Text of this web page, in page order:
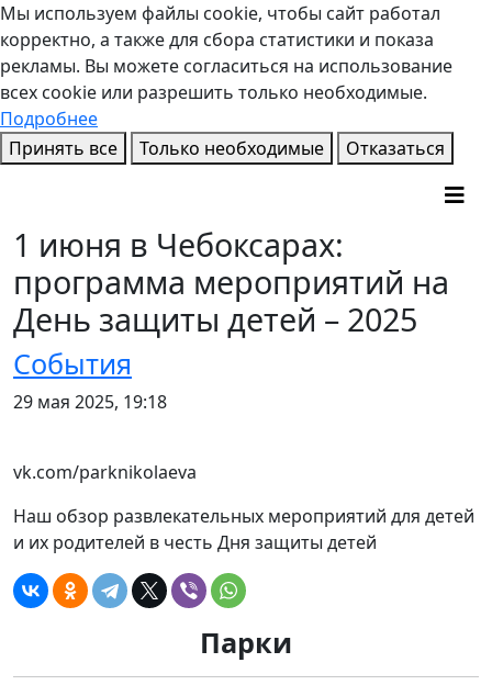
Мы используем файлы cookie, чтобы сайт работал
корректно, а также для сбора статистики и показа
рекламы. Вы можете согласиться на использование
всех cookie или разрешить только необходимые.
Подробнее
Принять все
Только необходимые Отказаться
1 июня в Чебоксарах:
программа мероприятий на
День защиты детей – 2025
События
29 мая 2025, 19:18
vk.com/parknikolaeva
Наш обзор развлекательных мероприятий для детей
и их родителей в честь Дня защиты детей
Парки